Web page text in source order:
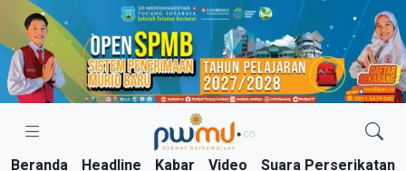
Skip
content
Beranda Headline Kabar Video Suara Perserikatan